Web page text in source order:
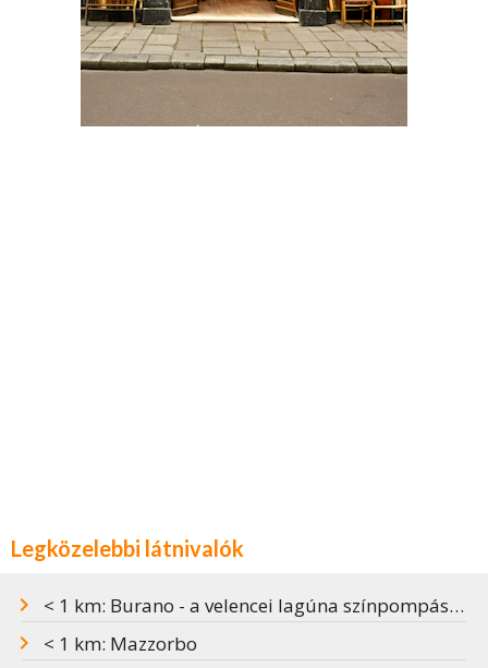
Legközelebbi látnivalók
< 1 km: Burano - a velencei lagúna színpompás szigete
< 1 km: Mazzorbo